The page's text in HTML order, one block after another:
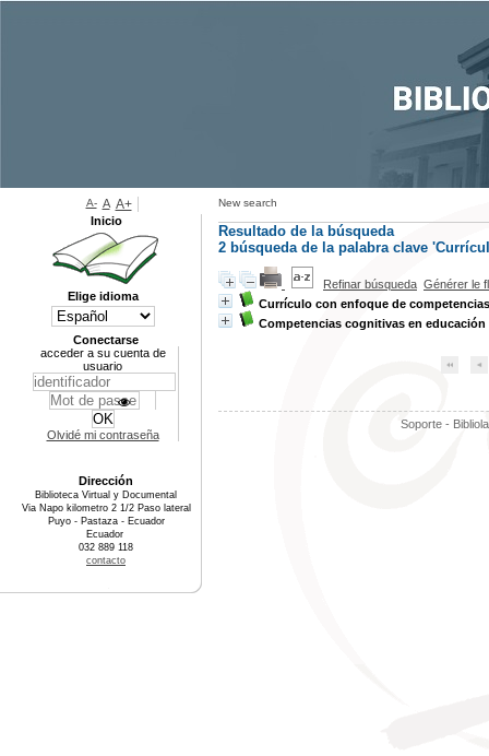
New search
Resultado de la búsqueda
2 búsqueda de la palabra clave
Refinar búsqueda Générer le
Currículo con enfoque de competencias
Competencias cognitivas en educación
Soporte -
A- A A+
Inicio
Elige idioma
Conectarse
acceder a su cuenta de
usuario
Olvidé mi contraseña
Dirección
Biblioteca Virtual y Documental
Via Napo kilometro 2 1/2 Paso lateral
Puyo - Pastaza - Ecuador
Ecuador
032 889 118
contacto